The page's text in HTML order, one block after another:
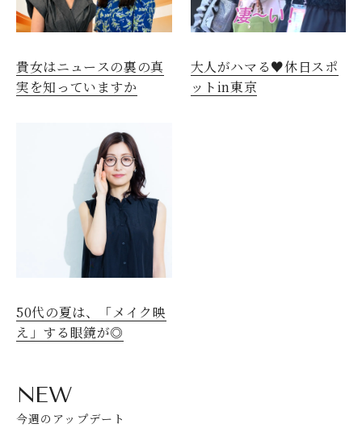
貴女はニュースの裏の真
実を知っていますか
大人がハマる♥休日スポ
ットin東京
50代の夏は、「メイク映
え」する眼鏡が◎
NEW
今週のアップデート